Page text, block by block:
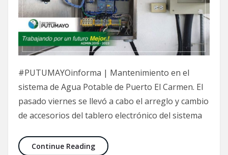
#PUTUMAYOinforma | Mantenimiento en el
sistema de Agua Potable de Puerto El Carmen. El
pasado viernes se llevó a cabo el arreglo y cambio
de accesorios del tablero electrónico del sistema
Continue Reading